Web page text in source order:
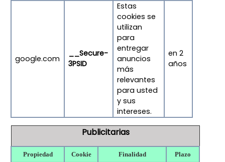
google.com
__Secure-
3PSID
Estas
cookies se
utilizan
para
entregar
anuncios
más
relevantes
para usted
y sus
intereses.
en 2
años
Publicitarias
Propiedad Cookie Finalidad Plazo